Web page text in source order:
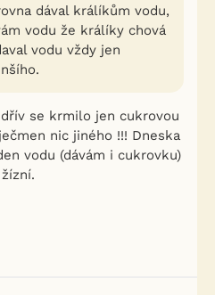
dával králíkům vodu,
vodu že králíky chová
vodu vždy jen
se krmilo jen cukrovou
nic jiného !!! Dneska
vodu (dávám i cukrovku)